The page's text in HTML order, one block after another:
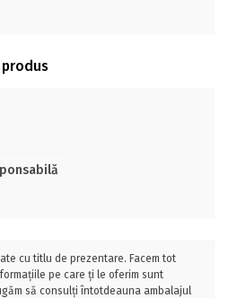
cu titlu de prezentare. Facem tot
pe care ți le oferim sunt
să consulți întotdeauna ambalajul